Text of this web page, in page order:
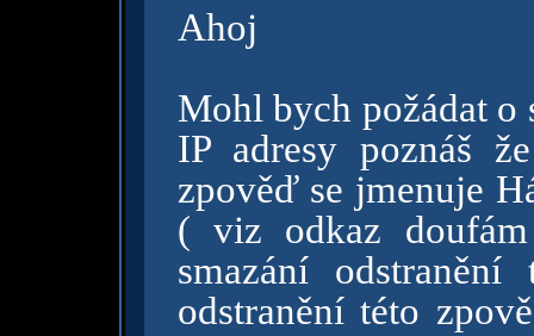
Ahoj
Mohl bych požádat o
IP adresy poznáš
zpověď se jmenuje
( viz odkaz
smazání
odstranění této